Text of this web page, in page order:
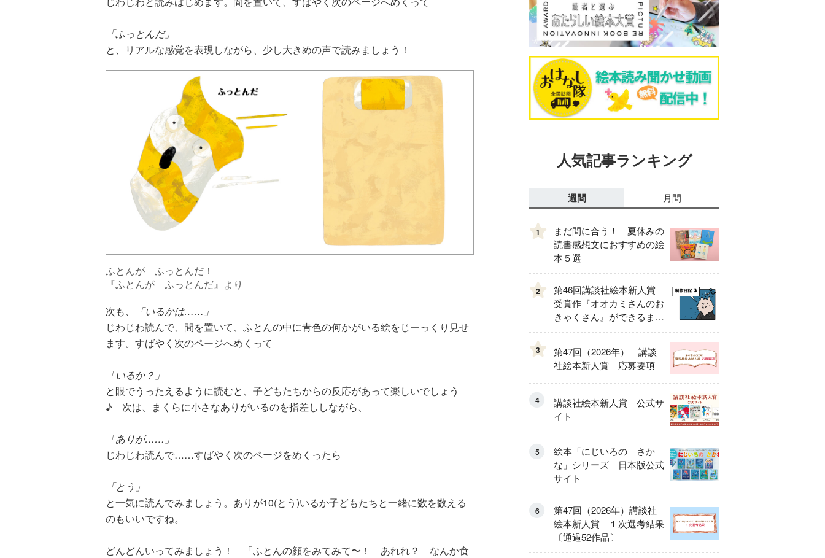
「ふっとんだ」
と、リアルな感覚を表現しながら、少し大きめの声で読みましょう！
ふとんが ふっとんだ！
『ふとんが ふっとんだ』より
次も、
「いるかは……」
じわじわ読んで、間を置いて、ふとんの中に青色の何かがいる絵をじーっくり見せ
ます。すばやく次のページへめくって
「いるか？」
と眼でうったえるように読むと、子どもたちからの反応があって楽しいでしょう
♪ 次は、まくらに小さなありがいるのを指差ししながら、
「ありが……」
じわじわ読んで……すばやく次のページをめくったら
「とう」
と一気に読んでみましょう。ありが10(とう)いるか子どもたちと一緒に数を数える
のもいいですね。
どんどんいってみましょう！ 「ふとんの顔をみてみて〜！ あれれ？ なんか食
人気記事ランキング
週間 月間
1
まだ間に合う！ 夏休みの
読書感想文におすすめの絵
本５選
2
第46回講談社絵本新人賞
受賞作『オオカミさんのお
きゃくさん』ができるまで
③
3
第47回（2026年） 講談
社絵本新人賞 応募要項
4
講談社絵本新人賞 公式サ
イト
5
絵本「にじいろの さか
な」シリーズ 日本版公式
サイト
6
第47回（2026年）講談社
絵本新人賞 １次選考結果
〔通過52作品〕